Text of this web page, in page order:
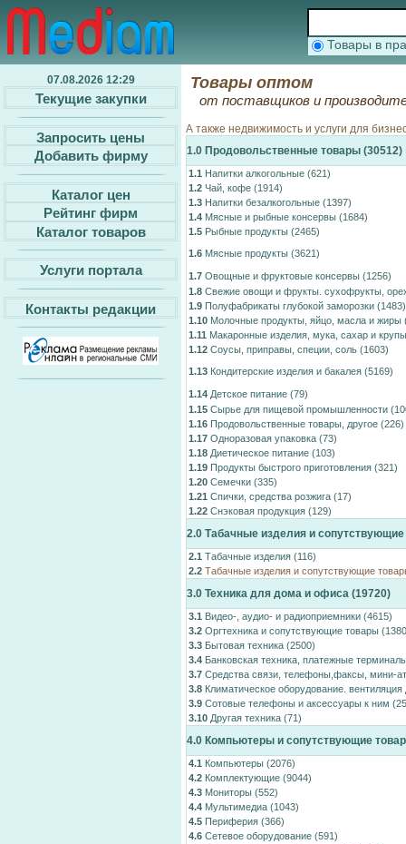
Товары в
07.08.2026 12:29
Текущие закупки
Запросить цены
Добавить фирму
Каталог цен
Рейтинг фирм
Каталог товаров
Услуги портала
Контакты редакции
Товары оптом
от поставщиков и
А также недвижимость и услуги для
1.0 Продовольственные товары (30512)
1.1 Напитки алкогольные (621)
1.2 Чай, кофе (1914)
1.3 Напитки безалкогольные (1397)
1.4 Мясные и рыбные консервы (1684)
1.5 Рыбные продукты (2465)
1.6 Мясные продукты (3621)
1.7 Овощные и фруктовые консервы (1256)
1.8 Свежие овощи и фрукты. сухофрукты,
1.9 Полуфабрикаты глубокой заморозки (1483)
1.10 Молочные продукты, яйцо, масла и жиры
1.11 Макаронные изделия, мука, сахар и крупы
1.12 Соусы, приправы, специи, соль (1603)
1.13 Кондитерские изделия и бакалея (5169)
1.14 Детское питание (79)
1.15 Сырье для пищевой промышленности
1.16 Продовольственные товары, другое (226)
1.17 Одноразовая упаковка (73)
1.18 Диетическое питание (103)
1.19 Продукты быстрого приготовления (321)
1.20 Семечки (335)
1.21 Спички, средства розжига (17)
1.22 Снэковая продукция (129)
2.0 Табачные изделия и
2.1 Табачные изделия (116)
2.2 Табачные изделия и сопутствующие
3.0 Техника для дома и офиса (19720)
3.1 Видео-, аудио- и радиоприемники (4615)
3.2 Оргтехника и сопутствующие товары
3.3 Бытовая техника (2500)
3.4 Банковская техника, платежные
3.7 Средства связи, телефоны,факсы, мини-
3.8 Климатическое оборудование.
3.9 Сотовые телефоны и аксессуары к ним
3.10 Другая техника (71)
4.0 Компьютеры и сопутствующие
4.1 Компьютеры (2076)
4.2 Комплектующие (9044)
4.3 Мониторы (552)
4.4 Мультимедиа (1043)
4.5 Периферия (366)
4.6 Сетевое оборудование (591)